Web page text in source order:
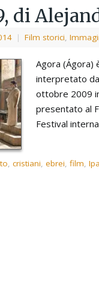
di
| Film storici,
Agora (Ágora)
interpretato da
ottobre 2009
presentato al
Festival
, cristiani, ebrei, film,